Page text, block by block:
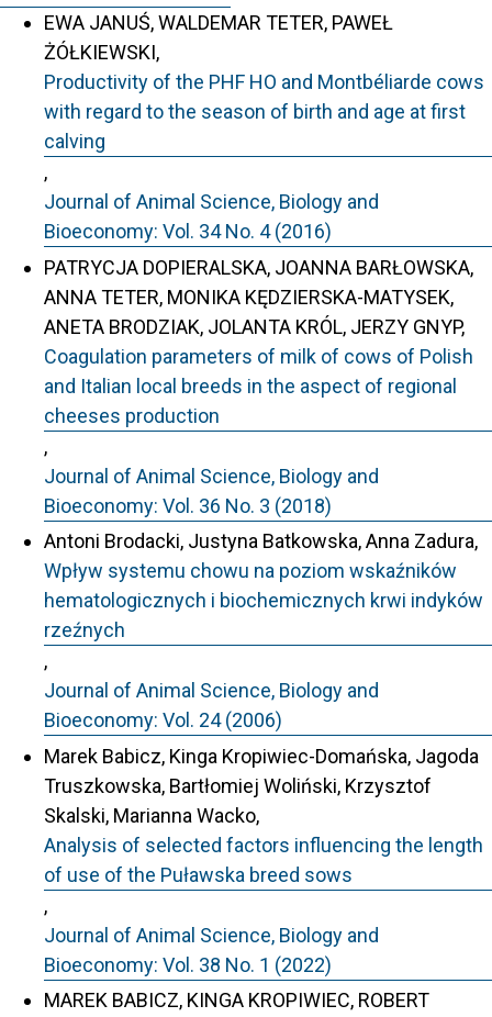
EWA JANUŚ, WALDEMAR TETER, PAWEŁ
ŻÓŁKIEWSKI,
Productivity of the PHF HO and Montbéliarde cows
with regard to the season of birth and age at first
calving
,
Journal of Animal Science, Biology and
Bioeconomy: Vol. 34 No. 4 (2016)
PATRYCJA DOPIERALSKA, JOANNA BARŁOWSKA,
ANNA TETER, MONIKA KĘDZIERSKA-MATYSEK,
ANETA BRODZIAK, JOLANTA KRÓL, JERZY GNYP,
Coagulation parameters of milk of cows of Polish
and Italian local breeds in the aspect of regional
cheeses production
,
Journal of Animal Science, Biology and
Bioeconomy: Vol. 36 No. 3 (2018)
Antoni Brodacki, Justyna Batkowska, Anna Zadura,
Wpływ systemu chowu na poziom wskaźników
hematologicznych i biochemicznych krwi indyków
rzeźnych
,
Journal of Animal Science, Biology and
Bioeconomy: Vol. 24 (2006)
Marek Babicz, Kinga Kropiwiec-Domańska, Jagoda
Truszkowska, Bartłomiej Woliński, Krzysztof
Skalski, Marianna Wacko,
Analysis of selected factors influencing the length
of use of the Puławska breed sows
,
Journal of Animal Science, Biology and
Bioeconomy: Vol. 38 No. 1 (2022)
MAREK BABICZ, KINGA KROPIWIEC, ROBERT